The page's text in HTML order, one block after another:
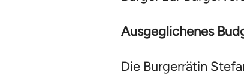
Ausgeglichenes
Die Burgerrätin